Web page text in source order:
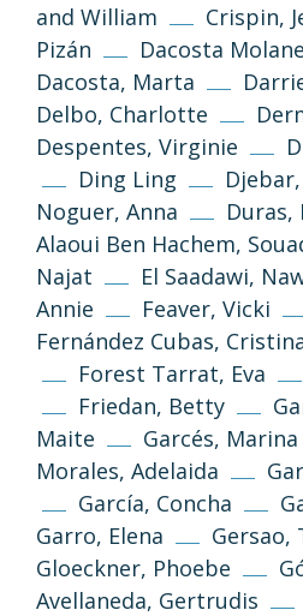
and William
Crispin,
Pizán
Dacosta
Dacosta, Marta
Delbo, Charlotte
Despentes, Virginie
Ding Ling
Noguer, Anna
Alaoui Ben Hachem,
Najat
El Saadawi,
Annie
Feaver, Vicki
Fernández Cubas,
Forest Tarrat, Eva
Friedan, Betty
Maite
Garcés, Marina
Morales, Adelaida
García, Concha
Garro, Elena
Gersao,
Gloeckner, Phoebe
Avellaneda, Gertrudis